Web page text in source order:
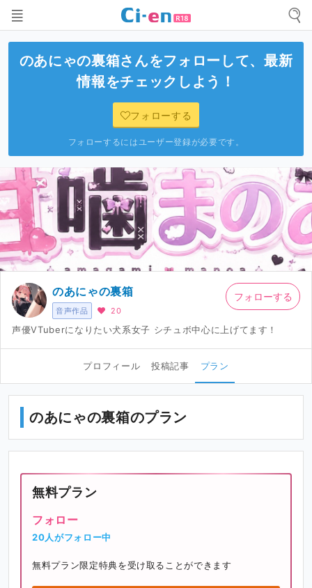
のあにゃの裏箱さんをフォローして、最新
情報をチェックしよう！
フォローする
フォローするにはユーザー登録が必要です。
音声作品
のあにゃの裏箱
20
声優VTuberになりたい犬系女子 シチュボ中心に上げてます！
フォローする
プロフィール 投稿記事 プラン
のあにゃの裏箱のプラン
無料プラン
フォロー
20人がフォロー中
無料プラン限定特典を受け取ることができます